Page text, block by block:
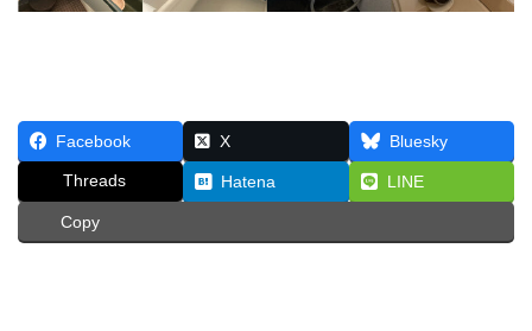
Facebook X Bluesky
Threads Hatena LINE
Copy